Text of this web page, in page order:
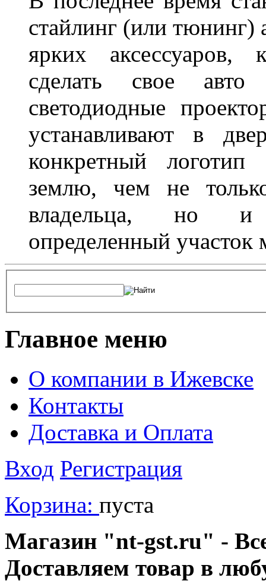
стайлинг (или тюнинг)
ярких аксессуаров,
сделать свое
светодиодные
устанавливают в
конкретный логотип
землю, чем не
владельца, но и
определенный участок
Главное меню
О компании в Ижевске
Контакты
Доставка и Оплата
Вход Регистрация
Корзина: пуста
Магазин "nt-gst.ru" -
Доставляем товар в